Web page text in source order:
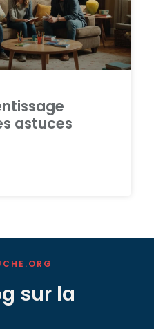
astuces
sur la